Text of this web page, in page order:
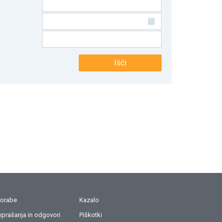
Išči
in odgovori
Kazalo
Piškotki